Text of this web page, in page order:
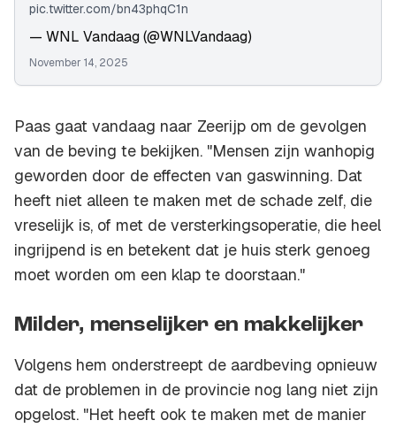
pic.twitter.com/bn43phqC1n
— WNL Vandaag (@WNLVandaag)
November 14, 2025
Paas gaat vandaag naar Zeerijp om de gevolgen
van de beving te bekijken. "Mensen zijn wanhopig
geworden door de effecten van gaswinning. Dat
heeft niet alleen te maken met de schade zelf, die
vreselijk is, of met de versterkingsoperatie, die heel
ingrijpend is en betekent dat je huis sterk genoeg
moet worden om een klap te doorstaan."
Milder, menselijker en makkelijker
Volgens hem onderstreept de aardbeving opnieuw
dat de problemen in de provincie nog lang niet zijn
opgelost. "Het heeft ook te maken met de manier